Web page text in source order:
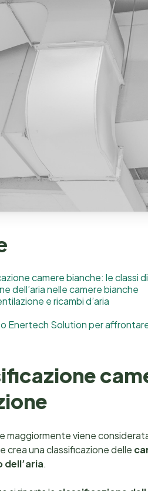
camere bianche: le classi
dell’aria nelle camere bianche
e ricambi d’aria
Enertech Solution per
maggiormente viene
crea una classificazione delle
.